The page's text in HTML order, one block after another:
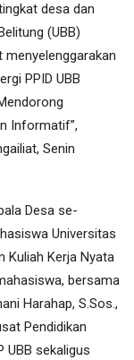
desa dan
(UBB)
menyelenggarakan
PPID UBB
Informatif”,
Senin
Desa se-
Universitas
Kuliah Kerja Nyata
bersama
Harahap, S.Sos.,
Pendidikan
UBB sekaligus